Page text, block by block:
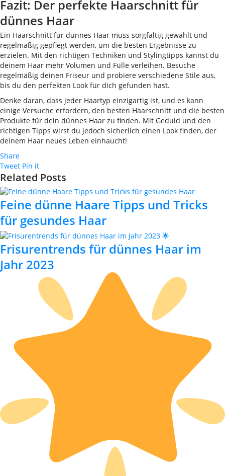
Fazit: Der perfekte Haarschnitt für
dünnes Haar
Ein Haarschnitt für dünnes Haar muss sorgfältig gewählt und
regelmäßig gepflegt werden, um die besten Ergebnisse zu
erzielen. Mit den richtigen Techniken und Stylingtipps kannst du
deinem Haar mehr Volumen und Fülle verleihen. Besuche
regelmäßig deinen Friseur und probiere verschiedene Stile aus,
bis du den perfekten Look für dich gefunden hast.
Denke daran, dass jeder Haartyp einzigartig ist, und es kann
einige Versuche erfordern, den besten Haarschnitt und die besten
Produkte für dein dünnes Haar zu finden. Mit Geduld und den
richtigen Tipps wirst du jedoch sicherlich einen Look finden, der
deinem Haar neues Leben einhaucht!
Share
Tweet Pin it
Related Posts
Feine dünne Haare Tipps und Tricks
für gesundes Haar
Frisurentrends für dünnes Haar im
Jahr 2023